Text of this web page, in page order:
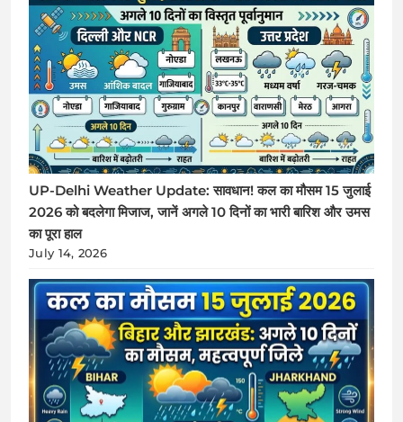
UP-Delhi Weather Update: सावधान! कल का मौसम 15 जुलाई
2026 को बदलेगा मिजाज, जानें अगले 10 दिनों का भारी बारिश और उमस
का पूरा हाल
July 14, 2026